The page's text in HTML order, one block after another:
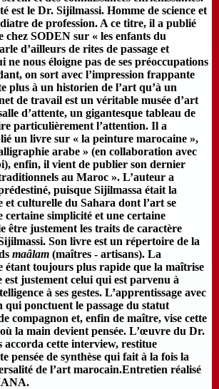
est le Dr. Sijilmassi. Homme de science et
de profession. A ce titre, il a publié
chez SODEN sur « les enfants du
d’ailleurs de rites de passage et
ne nous éloigne pas de ses préoccupations
on sort avec l’impression frappante
plus à un historien de l’art qu’à un
de travail est un véritable musée d’art
d’attente, un gigantesque tableau de
particulièrement l’attention. Il a
un livre sur « la peinture marocaine »,
arabe » (en collaboration avec
enfin, il vient de publier son dernier
au Maroc ». L’auteur a
puisque Sijilmassa était la
et culturelle du Sahara dont l’art se
certaine simplicité et une certaine
être justement les traits de caractère
Son livre est un répertoire de la
maâlam (maîtres - artisans). La
étant toujours plus rapide que la maîtrise
est justement celui qui est parvenu à
à ses gestes. L’apprentissage avec
qui ponctuent le passage du statut
compagnon et, enfin de maître, vise cette
la main devient pensée. L’œuvre du Dr.
accorda cette interview, restitue
pensée de synthèse qui fait à la fois la
de l’art marocain.Entretien réalisé